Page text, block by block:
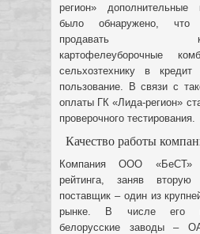
регион» дополнительные
было обнаружено, что
продавать
картофелеуборочные
сельхозтехнику в
пользование. В связи с
оплаты ГК «Лида-регион»
проверочного тестирования.
Качество работы
Компания ООО «БеСТ»
рейтинга, заняв
поставщик – один из
рынке. В числе его
белорусские заводы –